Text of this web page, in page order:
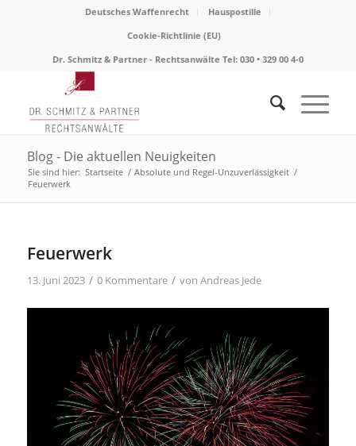
Deutsches Waffenrecht
Hauspostille
Cookie-Richtlinie (EU)
Dr. Schmitz & Partner - Rechtsanwälte Tel: 030 • 329 00 4-0
Blog - Die aktuellen Neuigkeiten
Sie sind hier: Startseite / Absolute und Regel-Unzuverlässigkeit /
Feuerwerk
Feuerwerk
13. Juni 2023 / 0 Kommentare / von Andreas Jede